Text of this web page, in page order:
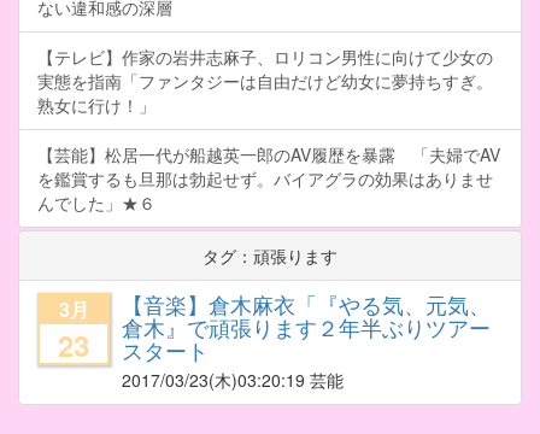
ない違和感の深層
【テレビ】作家の岩井志麻子、ロリコン男性に向けて少女の
実態を指南「ファンタジーは自由だけど幼女に夢持ちすぎ。
熟女に行け！」
【芸能】松居一代が船越英一郎のAV履歴を暴露 「夫婦でAV
を鑑賞するも旦那は勃起せず。バイアグラの効果はありませ
んでした」★６
タグ：頑張ります
3月
23
【音楽】倉木麻衣「『やる気、元気、
倉木』で頑張ります２年半ぶりツアー
スタート
2017/03/23(木)03:20:19 芸能